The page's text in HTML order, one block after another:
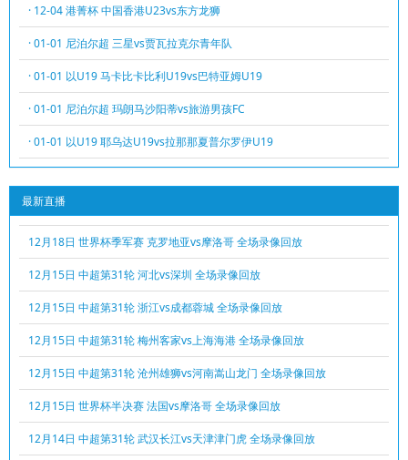
· 12-04 港菁杯 中国香港U23vs东方龙狮
· 01-01 尼泊尔超 三星vs贾瓦拉克尔青年队
· 01-01 以U19 马卡比卡比利U19vs巴特亚姆U19
· 01-01 尼泊尔超 玛朗马沙阳蒂vs旅游男孩FC
· 01-01 以U19 耶乌达U19vs拉那那夏普尔罗伊U19
最新直播
12月18日 世界杯季军赛 克罗地亚vs摩洛哥 全场录像回放
12月15日 中超第31轮 河北vs深圳 全场录像回放
12月15日 中超第31轮 浙江vs成都蓉城 全场录像回放
12月15日 中超第31轮 梅州客家vs上海海港 全场录像回放
12月15日 中超第31轮 沧州雄狮vs河南嵩山龙门 全场录像回放
12月15日 世界杯半决赛 法国vs摩洛哥 全场录像回放
12月14日 中超第31轮 武汉长江vs天津津门虎 全场录像回放